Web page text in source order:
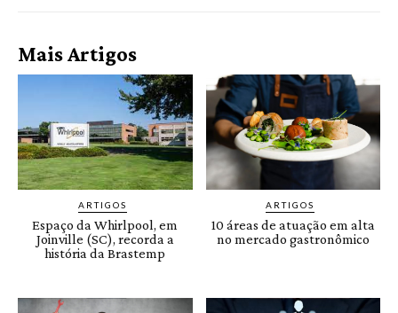
Mais Artigos
ARTIGOS
Espaço da Whirlpool, em
Joinville (SC), recorda a
história da Brastemp
ARTIGOS
10 áreas de atuação em alta
no mercado gastronômico